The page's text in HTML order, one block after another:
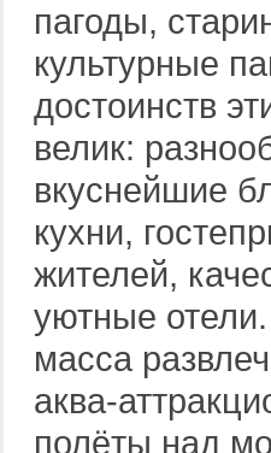
пагоды,
культурные
достоинств
велик:
вкуснейшие
кухни,
жителей,
уютные
масса
аква-
полёты над